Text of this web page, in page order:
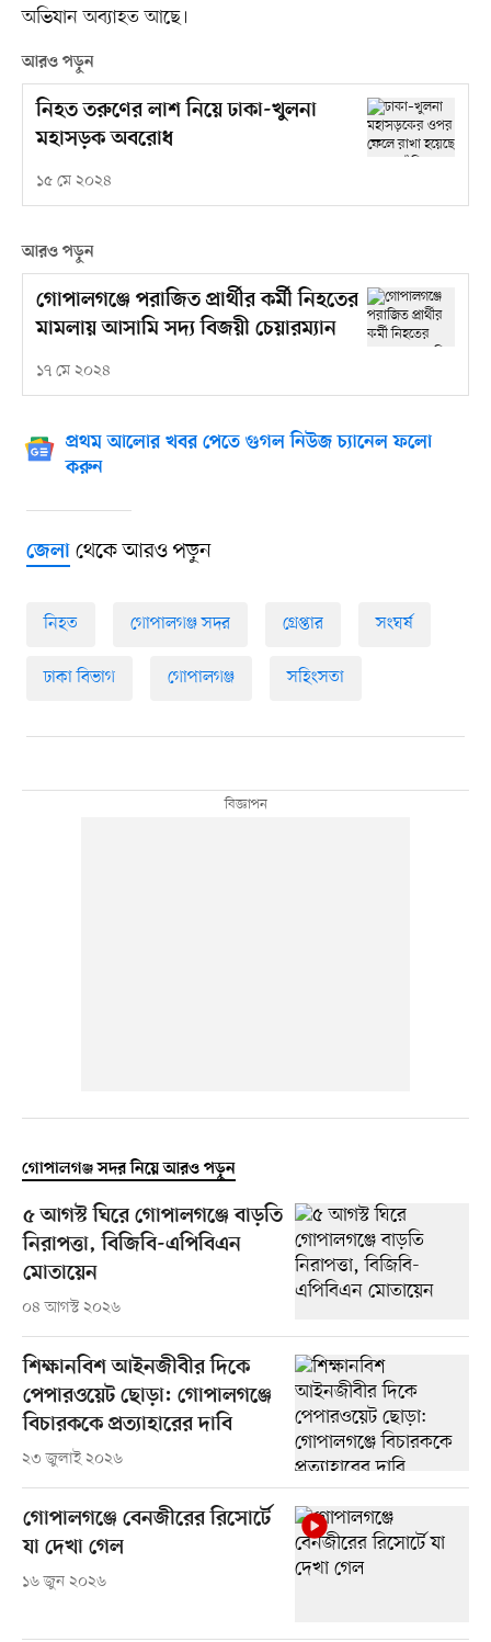
অভিযান অব্যাহত আছে।
আরও পড়ুন
নিহত তরুণের লাশ নিয়ে ঢাকা-খুলনা
মহাসড়ক অবরোধ
১৫ মে ২০২৪
আরও পড়ুন
গোপালগঞ্জে পরাজিত প্রার্থীর কর্মী নিহতের
মামলায় আসামি সদ্য বিজয়ী চেয়ারম্যান
১৭ মে ২০২৪
প্রথম আলোর খবর পেতে গুগল নিউজ চ্যানেল ফলো
করুন
জেলাথেকে আরও পড়ুন
নিহত গোপালগঞ্জ সদর গ্রেপ্তার সংঘর্ষ
ঢাকা বিভাগ গোপালগঞ্জ সহিংসতা
গোপালগঞ্জ সদর নিয়ে আরও পড়ুন
৫ আগস্ট ঘিরে গোপালগঞ্জে বাড়তি
নিরাপত্তা, বিজিবি-এপিবিএন
মোতায়েন
০৪ আগস্ট ২০২৬
শিক্ষানবিশ আইনজীবীর দিকে
পেপারওয়েট ছোড়া: গোপালগঞ্জে
বিচারককে প্রত্যাহারের দাবি
২৩ জুলাই ২০২৬
গোপালগঞ্জে বেনজীরের রিসোর্টে
যা দেখা গেল
১৬ জুন ২০২৬